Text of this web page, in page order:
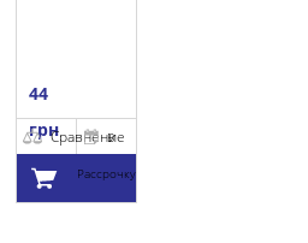
44
грнСравнение
В
Рассрочку